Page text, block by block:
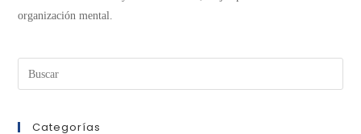
organización mental.
Categorías